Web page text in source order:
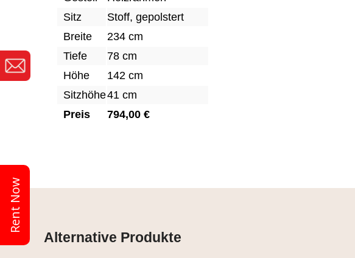
Rent Now
Sitz
Stoff, gepolstert
Breite
234 cm
Tiefe
78 cm
Höhe
142 cm
Sitzhöhe41 cm
Preis
794,00 €
Alternative Produkte